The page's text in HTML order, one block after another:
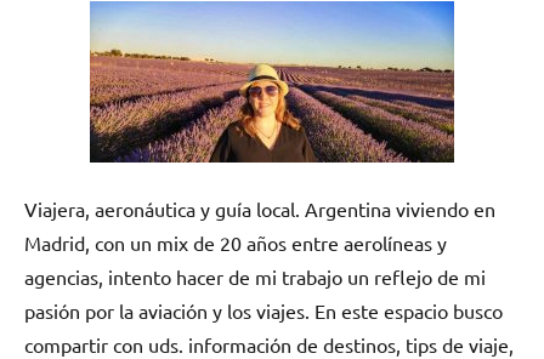
Viajera, aeronáutica y guía local. Argentina viviendo en
Madrid, con un mix de 20 años entre aerolíneas y
agencias, intento hacer de mi trabajo un reflejo de mi
pasión por la aviación y los viajes. En este espacio busco
compartir con uds. información de destinos, tips de viaje,